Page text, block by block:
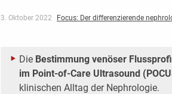
3. Oktober 2022 Focus: Der differenzierende
Die Bestimmung venöser
im Point-of-Care Ultrasound
klinischen Alltag der Nephrologie.